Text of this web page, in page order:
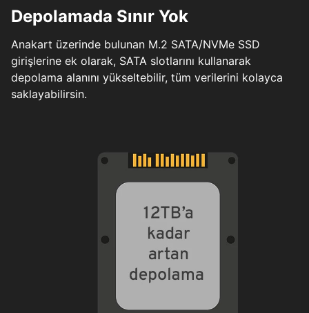
Depolamada Sınır Yok
Anakart üzerinde bulunan M.2 SATA/NVMe SSD
girişlerine ek olarak, SATA slotlarını kullanarak
depolama alanını yükseltebilir, tüm verilerini kolayca
saklayabilirsin.